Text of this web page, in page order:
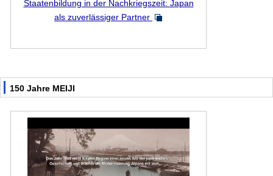
Staatenbildung in der Nachkriegszeit: Japan
als zuverlässiger Partner
150 Jahre MEIJI